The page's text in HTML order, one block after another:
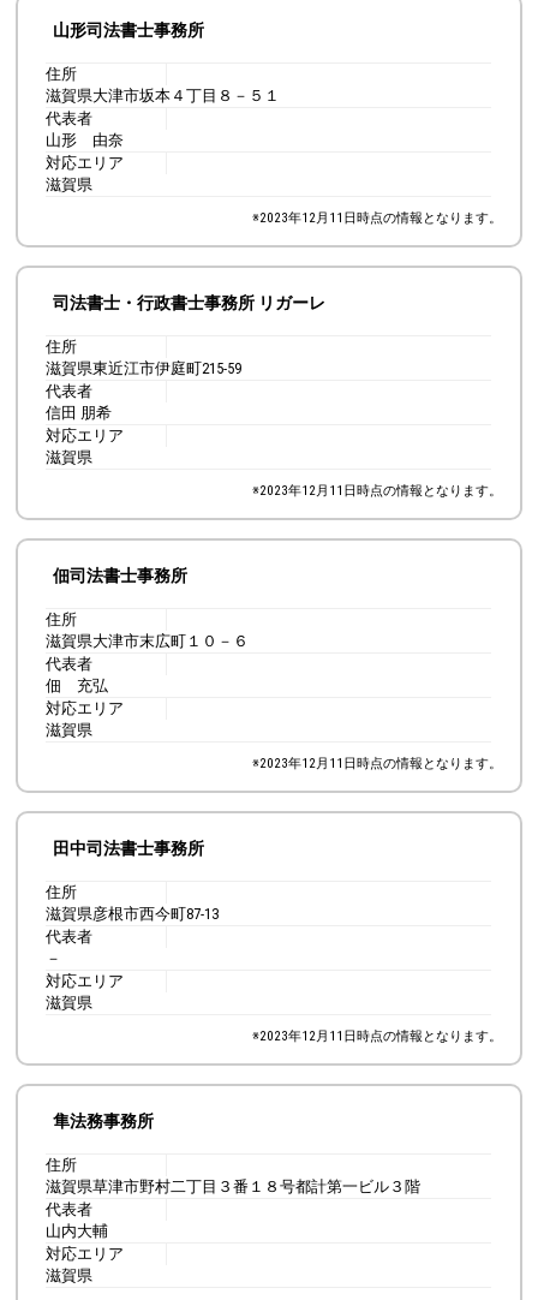
山形司法書士事務所
住所
滋賀県大津市坂本４丁目８－５１
代表者
山形 由奈
対応エリア
滋賀県
※2023年12月11日時点の情報となります。
司法書士・行政書士事務所 リガーレ
住所
滋賀県東近江市伊庭町215-59
代表者
信田 朋希
対応エリア
滋賀県
※2023年12月11日時点の情報となります。
佃司法書士事務所
住所
滋賀県大津市末広町１０－６
代表者
佃 充弘
対応エリア
滋賀県
※2023年12月11日時点の情報となります。
田中司法書士事務所
住所
滋賀県彦根市西今町87-13
代表者
－
対応エリア
滋賀県
※2023年12月11日時点の情報となります。
隼法務事務所
住所
滋賀県草津市野村二丁目３番１８号都計第一ビル３階
代表者
山内大輔
対応エリア
滋賀県